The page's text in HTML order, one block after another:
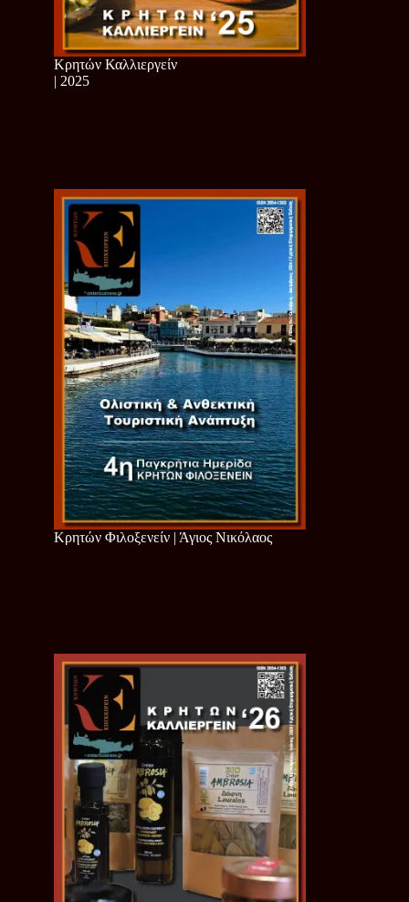
Κρητών Καλλιεργείν
| 2025
Κρητών Φιλοξενείν | Άγιος Νικόλαος